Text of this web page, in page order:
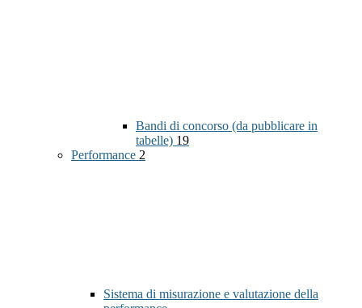
Bandi di concorso (da pubblicare in
tabelle) 19
Performance 2
Sistema di misurazione e valutazione della